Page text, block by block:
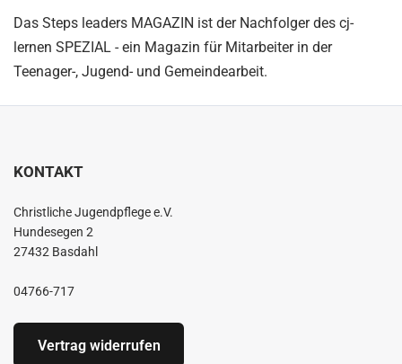
Das Steps leaders MAGAZIN ist der Nachfolger des cj-
lernen SPEZIAL - ein Magazin für Mitarbeiter in der
Teenager-, Jugend- und Gemeindearbeit.
KONTAKT
Christliche Jugendpflege e.V.
Hundesegen 2
27432 Basdahl
04766-717
Vertrag widerrufen